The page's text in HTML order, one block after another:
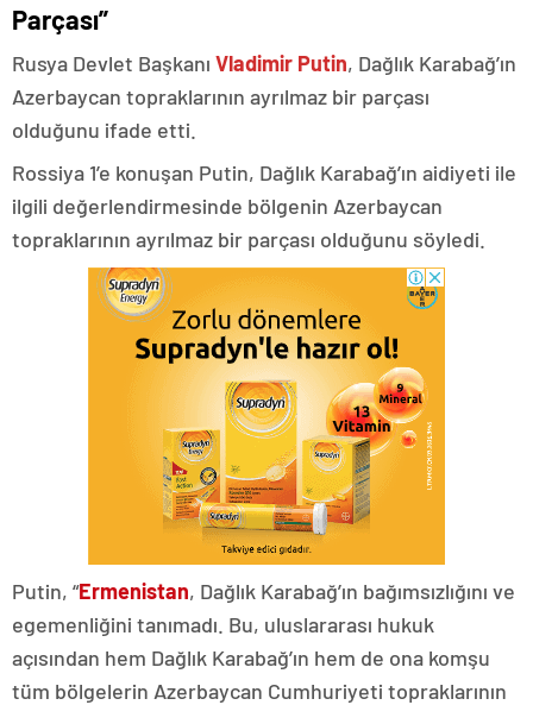
Parçası”
Rusya Devlet Başkanı Vladimir Putin, Dağlık Karabağ’ın
Azerbaycan topraklarının ayrılmaz bir parçası
olduğunu ifade etti.
Rossiya 1’e konuşan Putin, Dağlık Karabağ’ın aidiyeti ile
ilgili değerlendirmesinde bölgenin Azerbaycan
topraklarının ayrılmaz bir parçası olduğunu söyledi.
Putin, “Ermenistan, Dağlık Karabağ’ın bağımsızlığını ve
egemenliğini tanımadı. Bu, uluslararası hukuk
açısından hem Dağlık Karabağ’ın hem de ona komşu
tüm bölgelerin Azerbaycan Cumhuriyeti topraklarının